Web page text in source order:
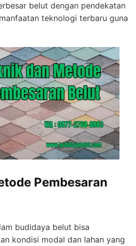
belut dengan pendekatan
teknologi terbaru guna
Pembesaran
budidaya belut bisa
kondisi modal dan lahan yang